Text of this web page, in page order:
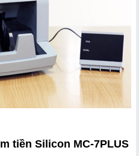
ổn định
tiền Silicon MC-7PLUS